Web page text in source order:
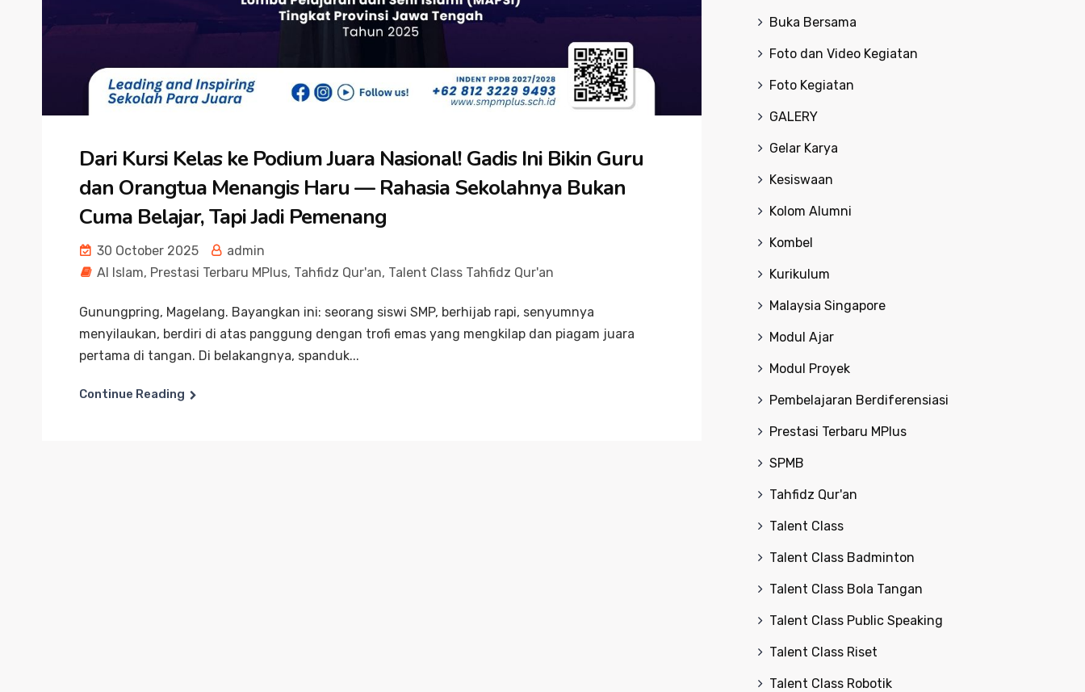
Dari Kursi Kelas ke Podium Juara Nasional! Gadis Ini Bikin Guru
dan Orangtua Menangis Haru — Rahasia Sekolahnya Bukan
Cuma Belajar, Tapi Jadi Pemenang
30 October 2025
admin
Al Islam, Prestasi Terbaru MPlus, Tahfidz Qur'an, Talent Class Tahfidz Qur'an
Gunungpring, Magelang. Bayangkan ini: seorang siswi SMP, berhijab rapi, senyumnya
menyilaukan, berdiri di atas panggung dengan trofi emas yang mengkilap dan piagam juara
pertama di tangan. Di belakangnya, spanduk...
Continue Reading
Buka Bersama
Foto dan Video Kegiatan
Foto Kegiatan
GALERY
Gelar Karya
Kesiswaan
Kolom Alumni
Kombel
Kurikulum
Malaysia Singapore
Modul Ajar
Modul Proyek
Pembelajaran Berdiferensiasi
Prestasi Terbaru MPlus
SPMB
Tahfidz Qur'an
Talent Class
Talent Class Badminton
Talent Class Bola Tangan
Talent Class Public Speaking
Talent Class Riset
Talent Class Robotik